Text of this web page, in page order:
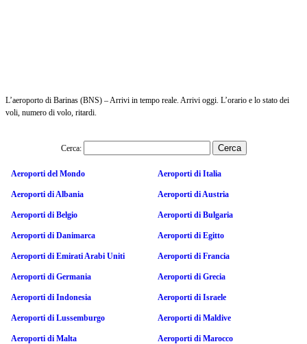
L’aeroporto di Barinas (BNS) – Arrivi in tempo reale. Arrivi oggi. L’orario e lo stato dei
voli, numero di volo, ritardi.
Cerca:
Aeroporti del Mondo Aeroporti di Italia
Aeroporti di Albania Aeroporti di Austria
Aeroporti di Belgio Aeroporti di Bulgaria
Aeroporti di Danimarca Aeroporti di Egitto
Aeroporti di Emirati Arabi Uniti Aeroporti di Francia
Aeroporti di Germania Aeroporti di Grecia
Aeroporti di Indonesia Aeroporti di Israele
Aeroporti di Lussemburgo Aeroporti di Maldive
Aeroporti di Malta Aeroporti di Marocco